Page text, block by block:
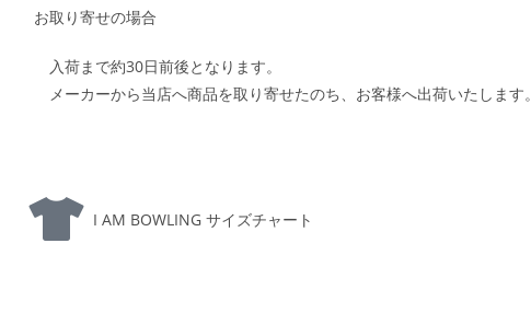
お取り寄せの場合
入荷まで約30日前後となります。
メーカーから当店へ商品を取り寄せたのち、お客様へ出荷いたします。
I AM BOWLING サイズチャート